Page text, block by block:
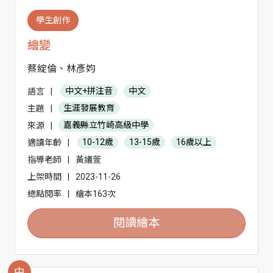
學生創作
繪變
蔡綻倫、林彥㚬
語言 中文+拼注音
中文
主題
生涯發展教育
來源
嘉義縣立竹崎高級中學
適讀年齡
10-12歲 13-15歲
16歲以上
指導老師
黃議萱
上架時間
2023-11-26
總點閱率
繪本163次
閱讀繪本